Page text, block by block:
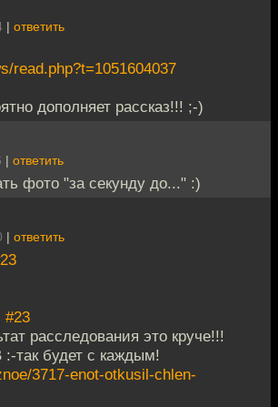
| ответить
read.php?t=1051604037
дополняет рассказ!!! ;-)
| ответить
фото "за секунду до..." :)
| ответить
#23
расследования это круче!!!
будет с каждым!
3717-enot-otkusil-chlen-